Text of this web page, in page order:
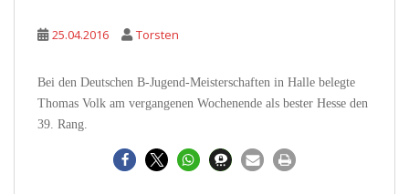
25.04.2016 Torsten
Bei den Deutschen B-Jugend-Meisterschaften in Halle belegte
Thomas Volk am vergangenen Wochenende als bester Hesse den
39. Rang.